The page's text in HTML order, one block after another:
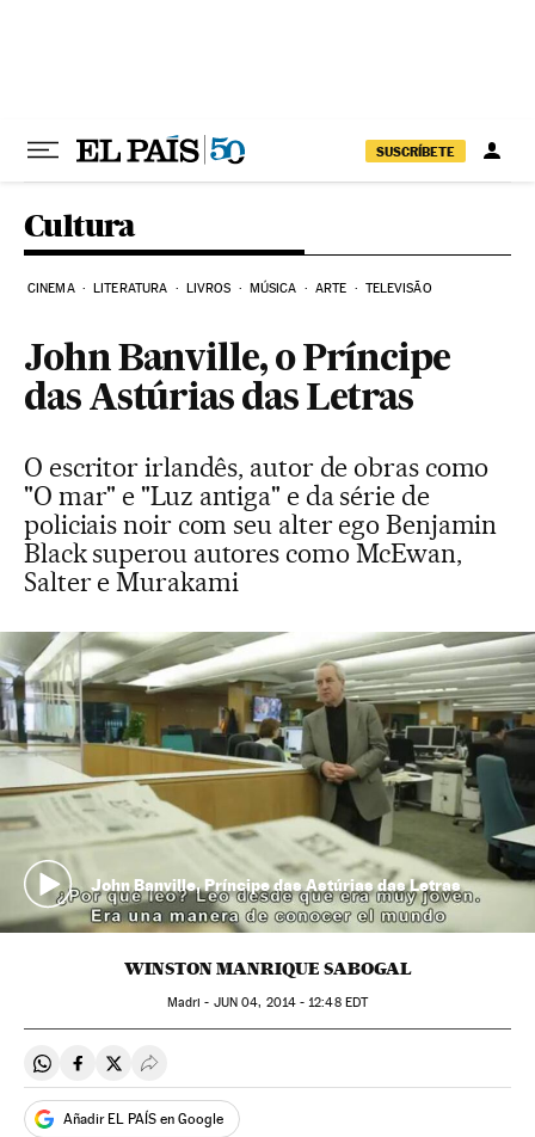
SUSCRÍBETE
Cultura
CINEMA LITERATURA LIVROS MÚSICA ARTE TELEVISÃO
John Banville, o Príncipe
das Astúrias das Letras
O escritor irlandês, autor de obras como
"O mar" e "Luz antiga" e da série de
policiais noir com seu alter ego Benjamin
Black superou autores como McEwan,
Salter e Murakami
John Banville, Príncipe das Astúrias das Letras
WINSTON MANRIQUE SABOGAL
Madri - JUN 04, 2014 - 12:48EDT
Compartir en Whatsapp
Compartir en Facebook
Compartir en Twitter
Desplegar Redes Sociales
Añadir EL PAÍS en Google